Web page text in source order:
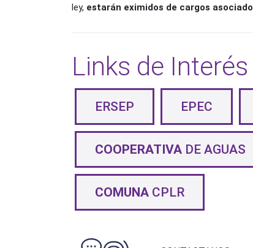
ley, estarán eximidos de cargos
Links de Interés
ERSEP EPEC
COOPERATIVA DE AGUAS
COMUNA CPLR